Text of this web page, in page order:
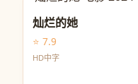
灿烂的她
⭐ 7.9
HD中字